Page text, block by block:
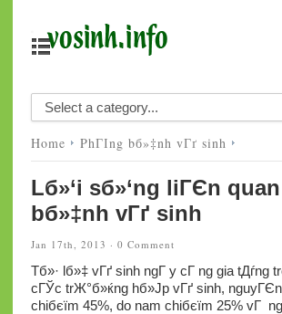
Home PhГІng bб»‡nh vГґ sinh
Lб»‘i sб»‘ng liГЄn quan
bб»‡nh vГґ sinh
Jan 17th, 2013 · 0 Comment
Tб»· lб»‡ vГґ sinh ngГ y cГ ng gia tДѓng
cГЎc trЖ°б»ќng hб»Јp vГґ sinh, nguyГЄn
chiбєїm 45%, do nam chiбєїm 25% vГ